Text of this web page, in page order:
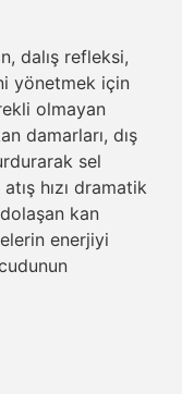
dalış refleksi,
yönetmek için
olmayan
damarları, dış
sel
hızı dramatik
kan
enerjiyi